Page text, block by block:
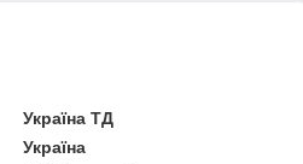
Україна ТД
Україна